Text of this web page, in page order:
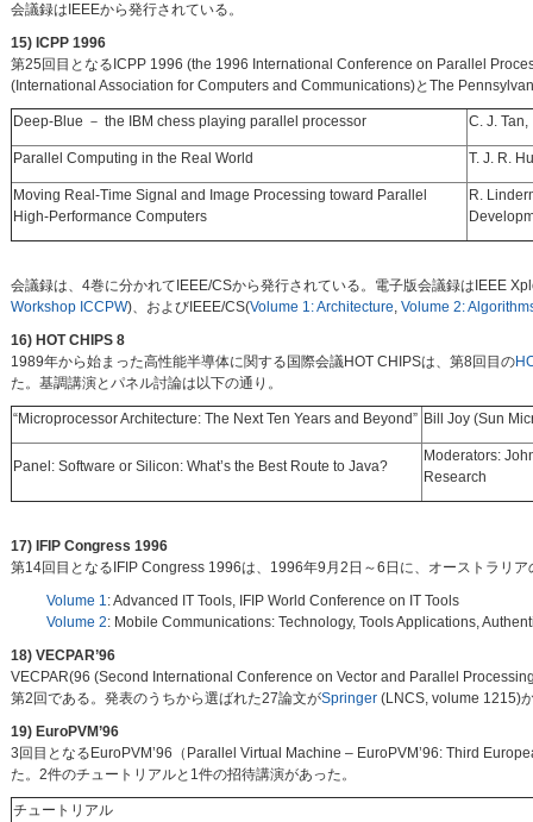
会議録はIEEEから発行されている。
15) ICPP 1996
第25回目となるICPP 1996 (the 1996 International Conference on Parallel
(International Association for Computers and Communications)とThe
Deep-Blue － the IBM chess playing parallel processor C. J. Tan,
Parallel Computing in the Real World T. J. R.
Moving Real-Time Signal and Image Processing toward Parallel
High-Performance Computers
R.
会議録は、4巻に分かれてIEEE/CSから発行されている。電子版会議録はIEEE
Workshop ICCPW)、およびIEEE/CS(Volume 1: Architecture, Volume 2:
16) HOT CHIPS 8
1989年から始まった高性能半導体に関する国際会議HOT CHIPSは、第8回目の
た。基調講演とパネル討論は以下の通り。
“Microprocessor Architecture: The Next Ten Years and Beyond” Bill Joy (Sun
Panel: Software or Silicon: What’s the Best Route to Java?
Moderators:
Research
17) IFIP Congress 1996
第14回目となるIFIP Congress 1996は、1996年9月2日～6日に、オーストラリ
Volume 1: Advanced IT Tools, IFIP World Conference on IT Tools
Volume 2: Mobile Communications: Technology, Tools Applications,
18) VECPAR’96
VECPAR(96 (Second International Conference on Vector and Parallel
第2回である。発表のうちから選ばれた27論文がSpringer(LNCS, volume 1215)
19) EuroPVM’96
3回目となるEuroPVM’96（Parallel Virtual Machine – EuroPVM’96: Third
た。2件のチュートリアルと1件の招待講演があった。
チュートリアル